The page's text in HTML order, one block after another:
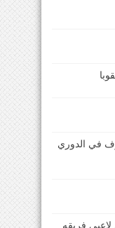
في الدوري
فريقه